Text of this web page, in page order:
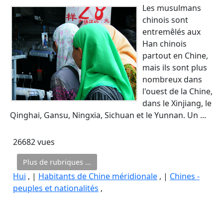
Les musulmans
chinois sont
entremêlés aux
Han chinois
partout en Chine,
mais ils sont plus
nombreux dans
l'ouest de la Chine,
dans le Xinjiang, le
Qinghai, Gansu, Ningxia, Sichuan et le Yunnan. Un ...
26682 vues
Plus de rubriques ...
Hui , | Habitants de Chine méridionale , | Chines -
peuples et nationalités ,